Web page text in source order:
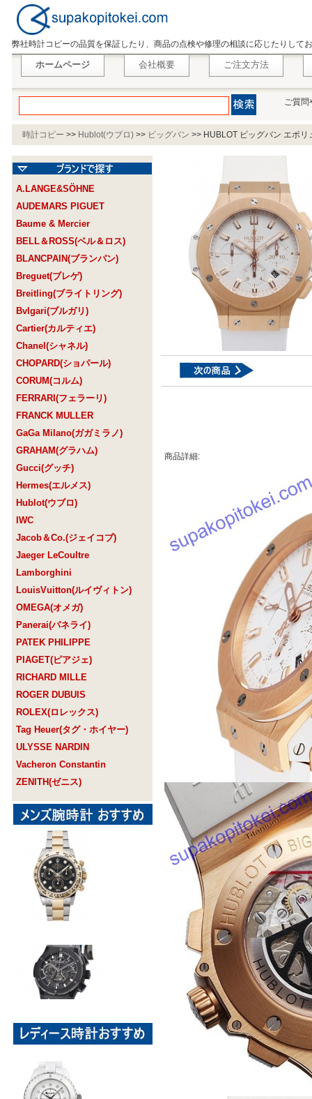
弊社時計コピーの品質を保証したり、商品の点検や修理の相談に応じたりして
ホームページ 会社概要 ご注文方法
ご質問
時計コピー >> Hublot(ウブロ) >> ビッグバン >> HUBLOT ビッグバン エボ
A.LANGE&SÖHNE
AUDEMARS PIGUET
Baume & Mercier
BELL＆ROSS(ベル＆ロス)
BLANCPAIN(ブランパン)
Breguet(ブレゲ)
Breitling(ブライトリング)
Bvlgari(ブルガリ)
Cartier(カルティエ)
Chanel(シャネル)
CHOPARD(ショパール)
CORUM(コルム)
FERRARI(フェラーリ)
FRANCK MULLER
GaGa Milano(ガガミラノ)
GRAHAM(グラハム)
Gucci(グッチ)
Hermes(エルメス)
Hublot(ウブロ)
IWC
Jacob＆Co.(ジェイコブ)
Jaeger LeCoultre
Lamborghini
LouisVuitton(ルイヴィトン)
OMEGA(オメガ)
Panerai(パネライ)
PATEK PHILIPPE
PIAGET(ピアジェ)
RICHARD MILLE
ROGER DUBUIS
ROLEX(ロレックス)
Tag Heuer(タグ・ホイヤー)
ULYSSE NARDIN
Vacheron Constantin
ZENITH(ゼニス)
商品詳細: